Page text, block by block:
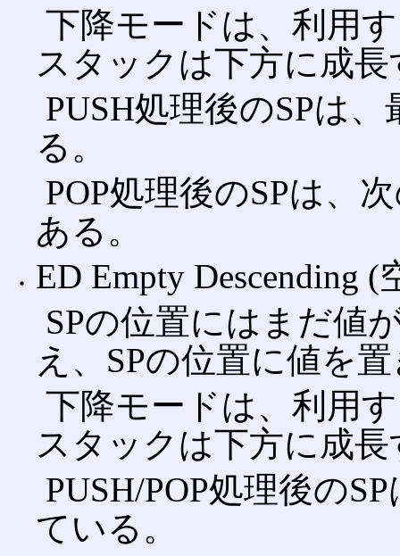
下降モードは、利用
スタックは下方に成長
PUSH処理後のSPは
る。
POP処理後のSPは、
ある。
ED Empty Descending (
SPの位置にはまだ値
え、SPの位置に値を
下降モードは、利用
スタックは下方に成長
PUSH/POP処理後の
ている。